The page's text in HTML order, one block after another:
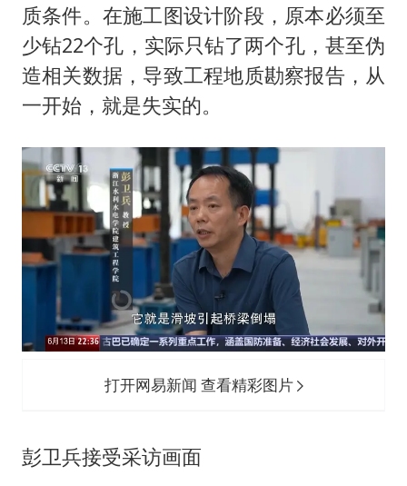
质条件。在施工图设计阶段，原本必须至
少钻22个孔，实际只钻了两个孔，甚至伪
造相关数据，导致工程地质勘察报告，从
一开始，就是失实的。
打开网易新闻 查看精彩图片
彭卫兵接受采访画面